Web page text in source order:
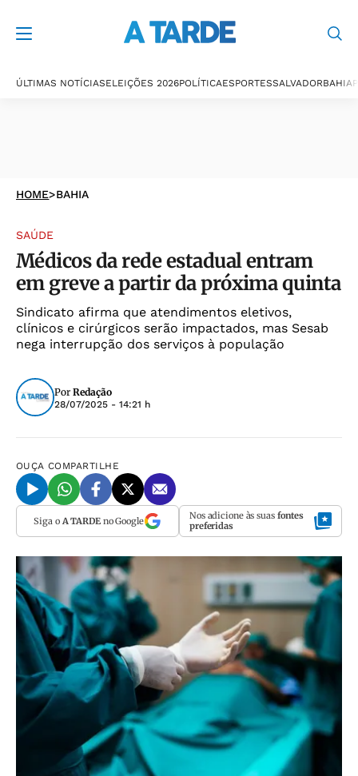
ÚLTIMAS NOTÍCIASELEIÇÕES 2026POLÍTICAESPORTESSALVADORBAHIA
HOME>BAHIA
SAÚDE
Médicos da rede estadual entram
em greve a partir da próxima quinta
Sindicato afirma que atendimentos eletivos,
clínicos e cirúrgicos serão impactados, mas Sesab
nega interrupção dos serviços à população
Por Redação
28/07/2025 - 14:21 h
OUÇA COMPARTILHE
Siga o A TARDEno Google Nos adicione às suas fontes
preferidas